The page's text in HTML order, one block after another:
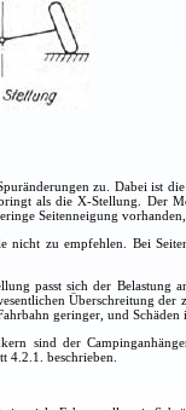
zu. Dabei ist
als die X-Stellung. Der
Seitenneigung
nicht zu empfehlen. Bei
passt sich der
Überschreitung
geringer, und
sind der
4.2.1. beschrieben.